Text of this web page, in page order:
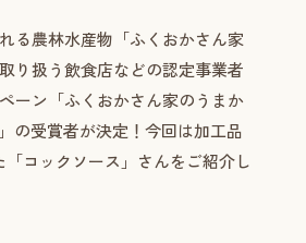
る農林水産物「ふくおかさん家
り扱う飲食店などの認定事業者
ーン「ふくおかさん家のうまか
の受賞者が決定！今回は加工品
コックソース」さんをご紹介し